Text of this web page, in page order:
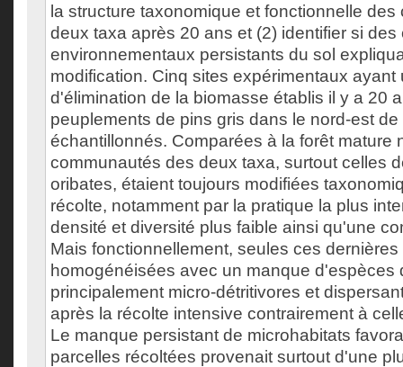
la structure taxonomique et fonctionnelle
deux taxa après 20 ans et (2) identifier si
environnementaux persistants du sol
modification. Cinq sites expérimentaux ayant
d'élimination de la biomasse établis il y a 20
peuplements de pins gris dans le nord-est
échantillonnés. Comparées à la forêt mature
communautés des deux taxa, surtout celles
oribates, étaient toujours modifiées
récolte, notamment par la pratique la plus
densité et diversité plus faible ainsi qu'une
Mais fonctionnellement, seules ces
homogénéisées avec un manque d'espèces
principalement micro-détritivores et
après la récolte intensive contrairement à
Le manque persistant de microhabitats
parcelles récoltées provenait surtout d'une